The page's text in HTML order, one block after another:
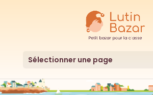
Sélectionner une page